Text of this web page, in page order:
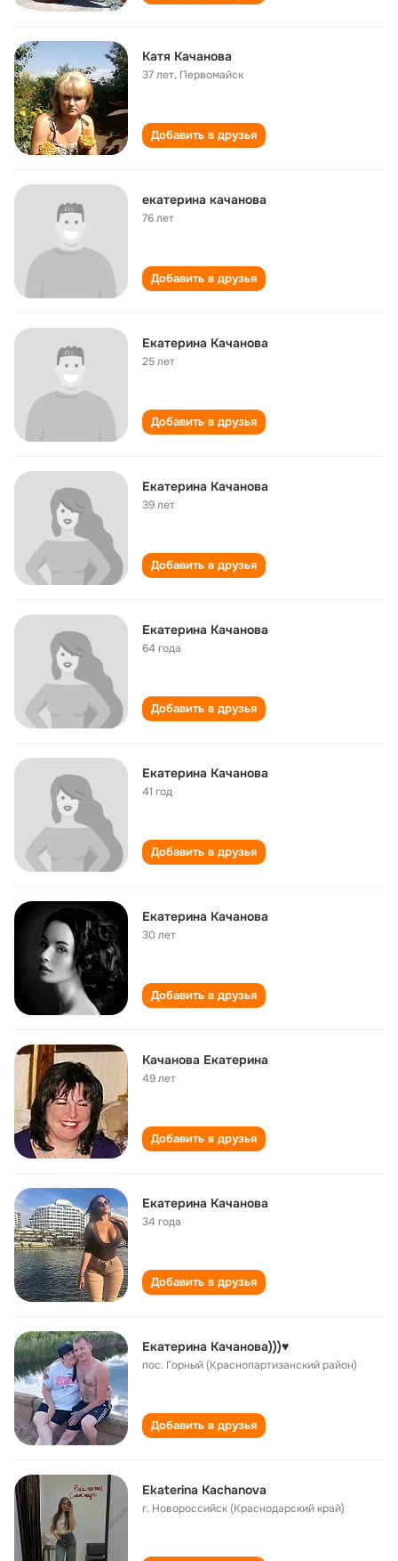
Катя Качанова
37 лет, Первомайск
Добавить в друзья
екатерина качанова
76 лет
Добавить в друзья
Екатерина Качанова
25 лет
Добавить в друзья
Екатерина Качанова
39 лет
Добавить в друзья
Екатерина Качанова
64 года
Добавить в друзья
Екатерина Качанова
41 год
Добавить в друзья
Екатерина Качанова
30 лет
Добавить в друзья
Качанова Екатерина
49 лет
Добавить в друзья
Екатерина Качанова
34 года
Добавить в друзья
Екатерина Качанова)))♥️
пос. Горный (Краснопартизанский район)
Добавить в друзья
Ekaterina Kachanova
г. Новороссийск (Краснодарский край)